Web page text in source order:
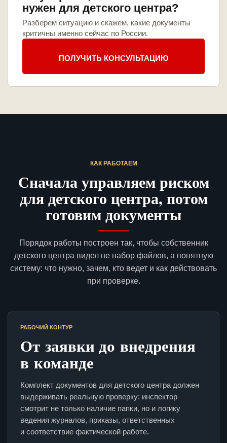
нужен для детского центра?
Разберем ситуацию и скажем, какие документы
критичны именно сейчас по России.
ПОЛУЧИТЬ КОНСУЛЬТАЦИЮ
КАК РАБОТАЕМ
Сначала управляем риском
для детского центра, потом
готовим документы
Порядок работы построен так, чтобы собственник
детского центра видел не набор файлов, а понятную
систему: что нужно, зачем, кто ведет и как действовать
при проверке.
РАБОЧИЙ КОНТУР
От заявки до внедрения
в команде
Комплект документов для детского центра должен
выдерживать реальную проверку: инспектор
смотрит не только наличие папки, но и логику
ведения журналов, приказы, ответственных
и соответствие фактической работе.